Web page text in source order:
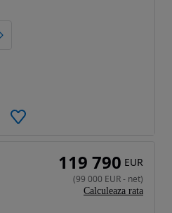
119 790 EUR
(99 000 EUR- net)
Calculeaza rata